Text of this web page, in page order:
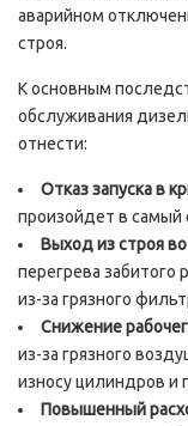
аварийном
строя.
К основным
обслуживания
отнести:
Отказ запуска в
произойдет в самый
Выход из строя
перегрева
из-за грязного
Снижение
из-за грязного
износу цилиндров и
Повышенный